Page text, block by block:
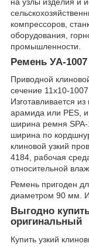
компрессоров,
оборудования,
промышленности.
Ремень УА-1007
Приводной
сечение 11х10-
Изготавливается
арамида или PES,
ширина ремня SPA-
ширина по
клиновой узкий
4184, рабочая
относительной
Ремень пригоден
диаметром 90 мм.
Выгодно
оригинальный
Купить узкий